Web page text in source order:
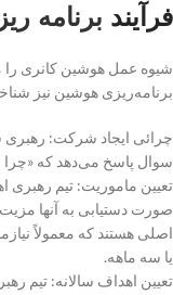
فرآیند برنامه
برنامه‌ریزی هوشین نیز
چرائی ایجاد شرکت: رهبری
سوال پاسخ می‌دهد که
تعیین ماموریت: تیم رهبری
صورت دستیابی به آنها
اصلی هستند که معمولاً
یا سه ماهه.
تعیین اهداف سالانه: تیم